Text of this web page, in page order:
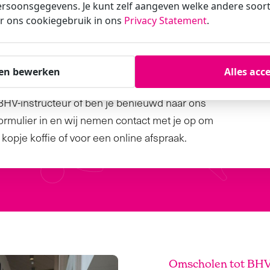
instructeur
in!
instructeur of ben je benieuwd naar ons
in en wij nemen contact met je op om
koffie of voor een online afspraak.
Omscholen tot
Je kunt zelf aangeven welke andere
ons cookiegebruik in ons Privacy Statement.
bewerken Alles